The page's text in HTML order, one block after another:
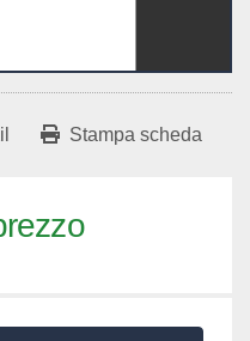
Stampa scheda